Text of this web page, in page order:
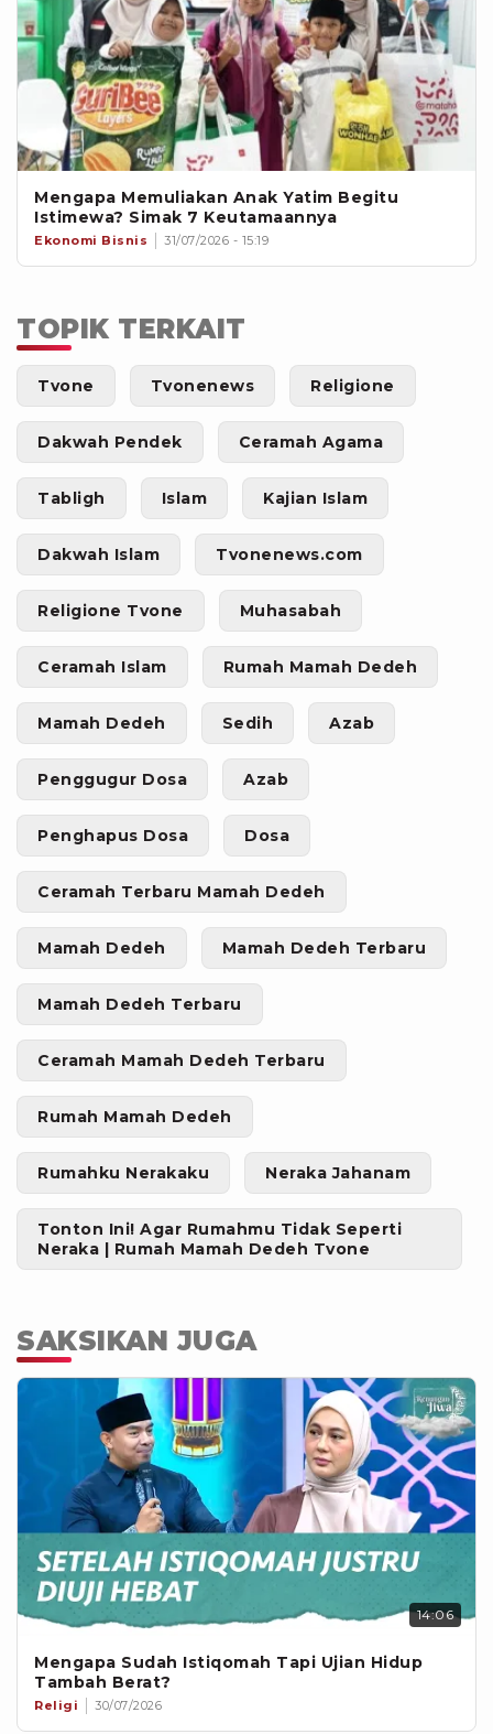
Mengapa Memuliakan Anak Yatim Begitu
Istimewa? Simak 7 Keutamaannya
Ekonomi Bisnis 31/07/2026 - 15:19
TOPIK TERKAIT
Tvone Tvonenews Religione
Dakwah Pendek Ceramah Agama
Tabligh Islam Kajian Islam
Dakwah Islam Tvonenews.com
Religione Tvone Muhasabah
Ceramah Islam Rumah Mamah Dedeh
Mamah Dedeh Sedih Azab
Penggugur Dosa Azab
Penghapus Dosa Dosa
Ceramah Terbaru Mamah Dedeh
Mamah Dedeh Mamah Dedeh Terbaru
Mamah Dedeh Terbaru
Ceramah Mamah Dedeh Terbaru
Rumah Mamah Dedeh
Rumahku Nerakaku Neraka Jahanam
Tonton Ini! Agar Rumahmu Tidak Seperti
Neraka | Rumah Mamah Dedeh Tvone
SAKSIKAN JUGA
14:06
Mengapa Sudah Istiqomah Tapi Ujian Hidup
Tambah Berat?
Religi 30/07/2026